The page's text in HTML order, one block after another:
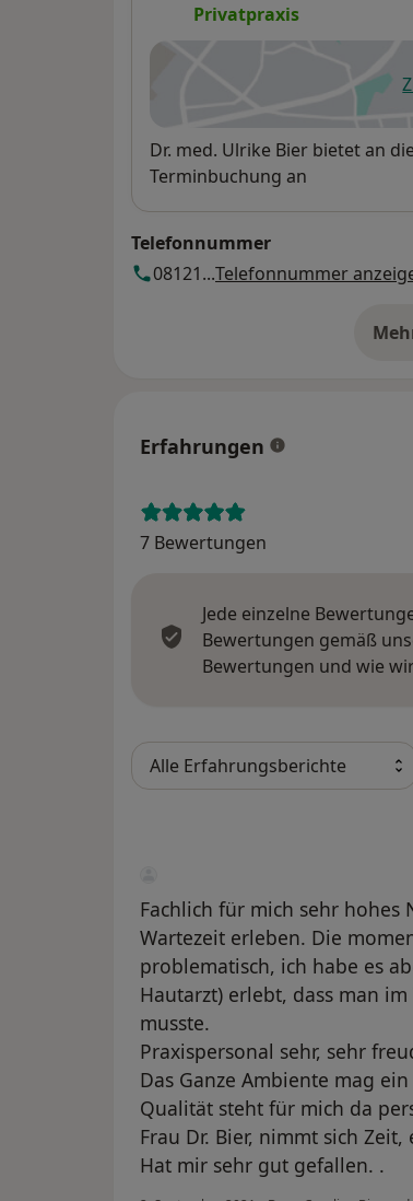
Privatpraxis
Verfügbarkeit
Dr. med. Ulrike Bier bietet an
Terminbuchung an
Telefonnummer
08121...Telefonnummer
Erfahrungen
7 Bewertungen
Jede einzelne
Bewertungen gemäß
Bewertungen und wie
Fachlich für mich sehr hohes
Wartezeit erleben. Die
problematisch, ich habe es
Hautarzt) erlebt, dass man
musste.
Praxispersonal sehr, sehr
Das Ganze Ambiente mag
Qualität steht für mich da
Frau Dr. Bier, nimmt sich
Hat mir sehr gut gefallen. .